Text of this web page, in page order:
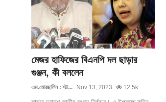
মেজর হাফিজের বিএনপি দল ছাড়ার
গুঞ্জন, কী বললেন
এম.মোরছালিন : স্টা... Nov 13, 2023 12.5k